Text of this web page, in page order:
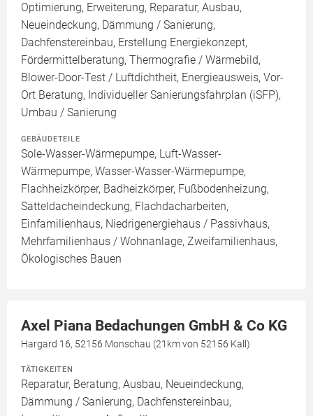
Optimierung, Erweiterung, Reparatur, Ausbau,
Neueindeckung, Dämmung / Sanierung,
Dachfenstereinbau, Erstellung Energiekonzept,
Fördermittelberatung, Thermografie / Wärmebild,
Blower-Door-Test / Luftdichtheit, Energieausweis, Vor-
Ort Beratung, Individueller Sanierungsfahrplan (iSFP),
Umbau / Sanierung
GEBÄUDETEILE
Sole-Wasser-Wärmepumpe, Luft-Wasser-
Wärmepumpe, Wasser-Wasser-Wärmepumpe,
Flachheizkörper, Badheizkörper, Fußbodenheizung,
Satteldacheindeckung, Flachdacharbeiten,
Einfamilienhaus, Niedrigenergiehaus / Passivhaus,
Mehrfamilienhaus / Wohnanlage, Zweifamilienhaus,
Ökologisches Bauen
Axel Piana Bedachungen GmbH & Co KG
Hargard 16, 52156 Monschau (21km von 52156 Kall)
TÄTIGKEITEN
Reparatur, Beratung, Ausbau, Neueindeckung,
Dämmung / Sanierung, Dachfenstereinbau,